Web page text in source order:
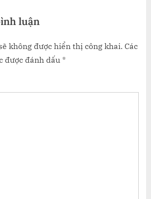
luận
không được hiển thị công khai. Các
được đánh dấu*